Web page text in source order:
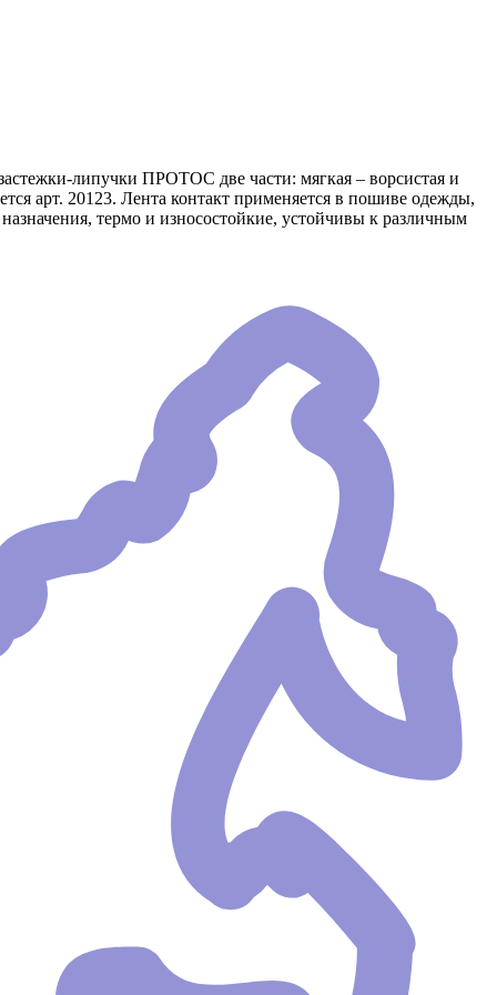
липучки ПРОТОС две части: мягкая – ворсистая и
арт. 20123. Лента контакт применяется в пошиве одежды,
термо и износостойкие, устойчивы к различным